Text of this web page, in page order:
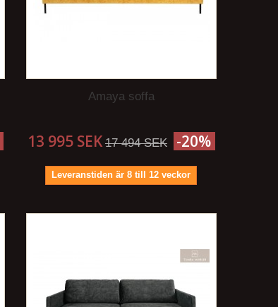
Amaya soffa
13 995 SEK 17 494 SEK -20%
Leveranstiden är 8 till 12 veckor